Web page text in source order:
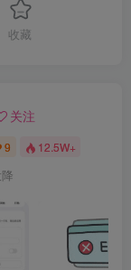
收藏
关注
9 12.5W+